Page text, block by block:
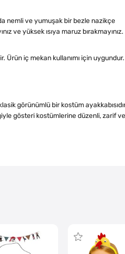
nemli ve yumuşak bir bezle nazikçe
ve yüksek ısıya maruz bırakmayınız.
Ürün iç mekan kullanımı için uygundur.
görünümlü bir kostüm
gösteri kostümlerine düzenli, zarif ve